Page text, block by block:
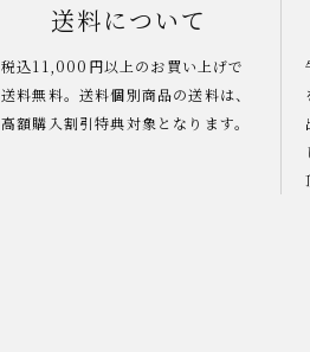
送料について
税込11,000円以上のお買い上げで
送料無料。送料個別商品の送料は、
高額購入割引特典対象となります。